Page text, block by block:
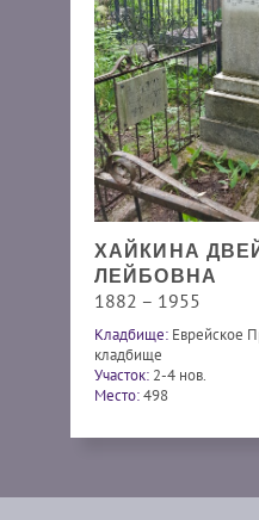
ХАЙКИНА
ЛЕЙБОВНА
1882 – 1955
Кладбище: Еврейское
кладбище
Участок: 2-4 нов.
Место:498